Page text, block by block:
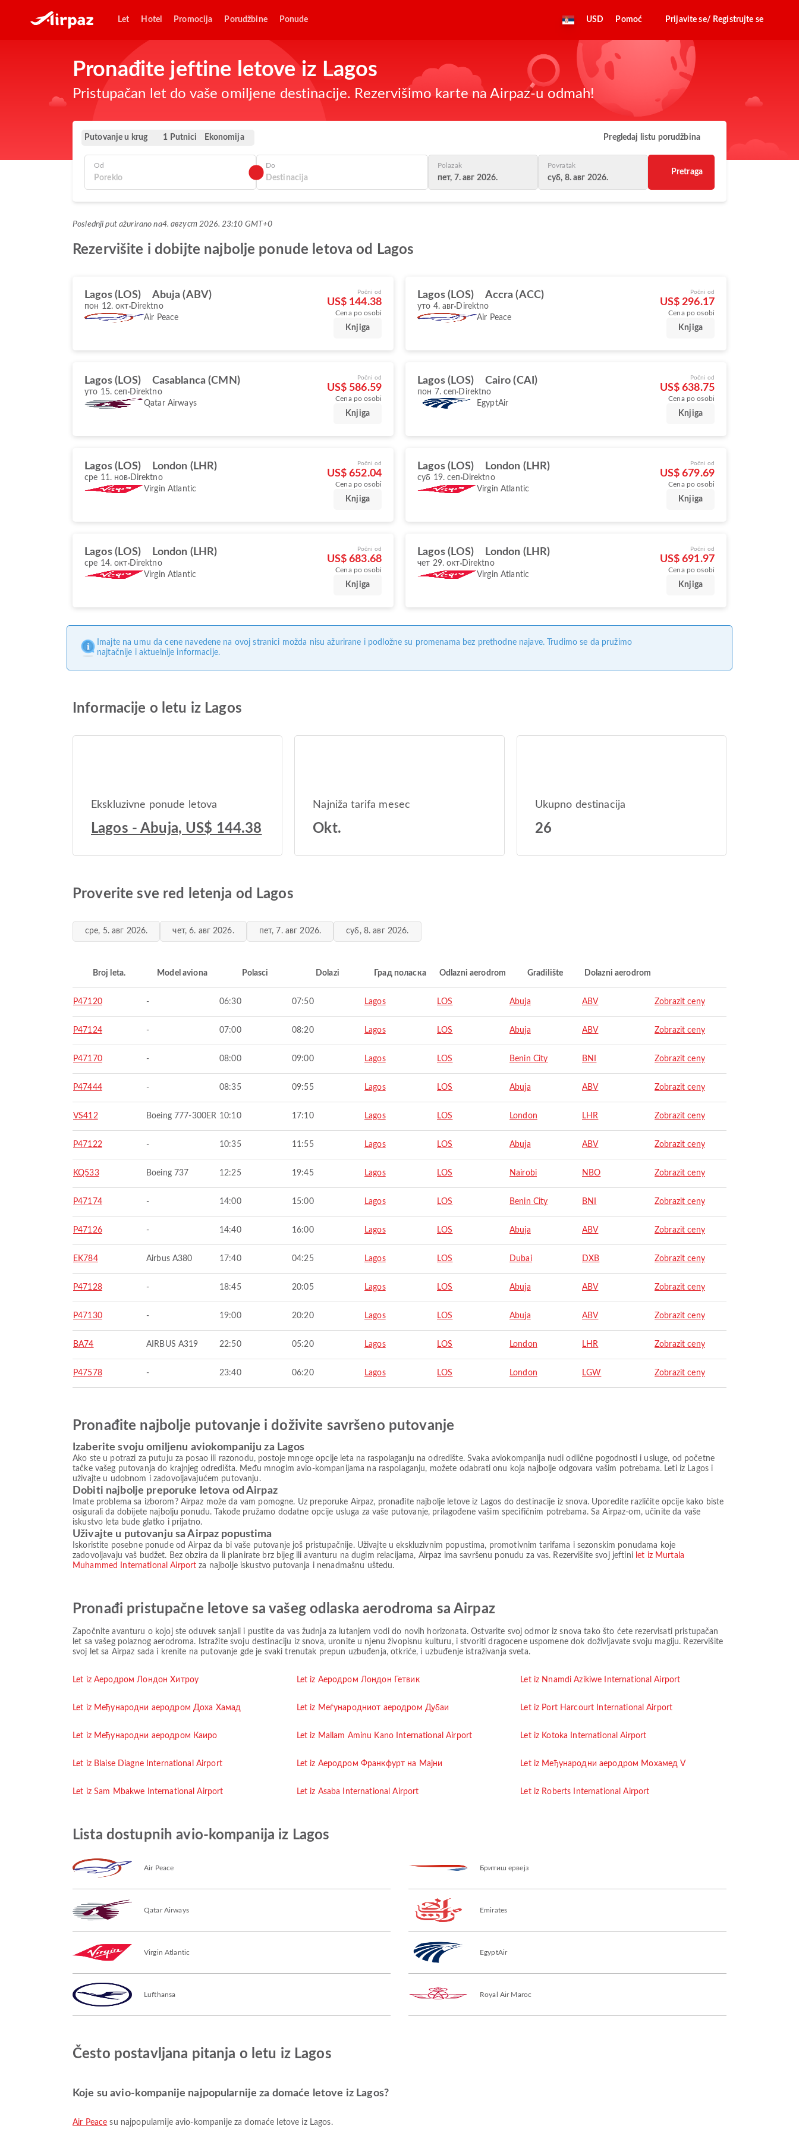
Let Hotel Promocija Porudžbine Ponude USD Pomoć Prijavite se/ Registrujte se
Pronađite jeftine letove iz Lagos
Pristupačan let do vaše omiljene destinacije. Rezervišimo karte na Airpaz-u odmah!
Putovanje u krug 1 Putnici Ekonomija Pregledaj listu porudžbina
Od Do Polazak
пет, 7. авг 2026.
Povratak
суб, 8. авг 2026.
Pretraga
Poslednji put ažurirano na4. август 2026. 23:10 GMT+0
Rezervišite i dobijte najbolje ponude letova od Lagos
Lagos (LOS) Abuja (ABV)
пон 12. окт Direktno
Air Peace
Počni od
US$ 144.38
Cena po osobi
Knjiga
Lagos (LOS) Accra (ACC)
уто 4. авг Direktno
Air Peace
Počni od
US$ 296.17
Cena po osobi
Knjiga
Lagos (LOS) Casablanca (CMN)
уто 15. сеп Direktno
Qatar Airways
Počni od
US$ 586.59
Cena po osobi
Knjiga
Lagos (LOS) Cairo (CAI)
пон 7. сеп Direktno
EgyptAir
Počni od
US$ 638.75
Cena po osobi
Knjiga
Lagos (LOS) London (LHR)
сре 11. нов Direktno
Virgin Atlantic
Počni od
US$ 652.04
Cena po osobi
Knjiga
Lagos (LOS) London (LHR)
суб 19. сеп Direktno
Virgin Atlantic
Počni od
US$ 679.69
Cena po osobi
Knjiga
Lagos (LOS) London (LHR)
сре 14. окт Direktno
Virgin Atlantic
Počni od
US$ 683.68
Cena po osobi
Knjiga
Lagos (LOS) London (LHR)
чет 29. окт Direktno
Virgin Atlantic
Počni od
US$ 691.97
Cena po osobi
Knjiga
Imajte na umu da cene navedene na ovoj stranici možda nisu ažurirane i podložne su promenama bez prethodne najave. Trudimo se da pružimo
najtačnije i aktuelnije informacije.
Informacije o letu iz Lagos
Ekskluzivne ponude letova
Lagos - Abuja, US$ 144.38
Najniža tarifa mesec
Okt.
Ukupno destinacija
26
Proverite sve red letenja od Lagos
сре, 5. авг 2026. чет, 6. авг 2026. пет, 7. авг 2026. суб, 8. авг 2026.
Broj leta. Model aviona Polasci Dolazi Град поласка Odlazni aerodrom Gradilište Dolazni aerodrom
P47120 - 06:30 07:50 Lagos LOS Abuja ABV Zobrazit ceny
P47124 - 07:00 08:20 Lagos LOS Abuja ABV Zobrazit ceny
P47170 - 08:00 09:00 Lagos LOS Benin City BNI Zobrazit ceny
P47444 - 08:35 09:55 Lagos LOS Abuja ABV Zobrazit ceny
VS412 Boeing 777-300ER 10:10 17:10 Lagos LOS London LHR Zobrazit ceny
P47122 - 10:35 11:55 Lagos LOS Abuja ABV Zobrazit ceny
KQ533 Boeing 737 12:25 19:45 Lagos LOS Nairobi NBO Zobrazit ceny
P47174 - 14:00 15:00 Lagos LOS Benin City BNI Zobrazit ceny
P47126 - 14:40 16:00 Lagos LOS Abuja ABV Zobrazit ceny
EK784 Airbus A380 17:40 04:25 Lagos LOS Dubai DXB Zobrazit ceny
P47128 - 18:45 20:05 Lagos LOS Abuja ABV Zobrazit ceny
P47130 - 19:00 20:20 Lagos LOS Abuja ABV Zobrazit ceny
BA74 AIRBUS A319 22:50 05:20 Lagos LOS London LHR Zobrazit ceny
P47578 - 23:40 06:20 Lagos LOS London LGW Zobrazit ceny
Pronađite najbolje putovanje i doživite savršeno putovanje
Izaberite svoju omiljenu aviokompaniju za Lagos
Ako ste u potrazi za putuju za posao ili razonodu, postoje mnoge opcije leta na raspolaganju na odredište. Svaka aviokompanija nudi odlične pogodnosti i usluge, od početne
tačke vašeg putovanja do krajnjeg odredišta. Među mnogim avio-kompanijama na raspolaganju, možete odabrati onu koja najbolje odgovara vašim potrebama. Leti iz Lagos i
uživajte u udobnom i zadovoljavajućem putovanju.
Dobiti najbolje preporuke letova od Airpaz
Imate problema sa izborom? Airpaz može da vam pomogne. Uz preporuke Airpaz, pronađite najbolje letove iz Lagos do destinacije iz snova. Uporedite različite opcije kako biste
osigurali da dobijete najbolju ponudu. Takođe pružamo dodatne opcije usluga za vaše putovanje, prilagođene vašim specifičnim potrebama. Sa Airpaz-om, učinite da vaše
iskustvo leta bude glatko i prijatno.
Uživajte u putovanju sa Airpaz popustima
Iskoristite posebne ponude od Airpaz da bi vaše putovanje još pristupačnije. Uživajte u ekskluzivnim popustima, promotivnim tarifama i sezonskim ponudama koje
zadovoljavaju vaš budžet. Bez obzira da li planirate brz bijeg ili avanturu na dugim relacijama, Airpaz ima savršenu ponudu za vas. Rezervišite svoj jeftini let iz Murtala
Muhammed International Airport za najbolje iskustvo putovanja i nenadmašnu uštedu.
Pronađi pristupačne letove sa vašeg odlaska aerodroma sa Airpaz
Započnite avanturu o kojoj ste oduvek sanjali i pustite da vas žudnja za lutanjem vodi do novih horizonata. Ostvarite svoj odmor iz snova tako što ćete rezervisati pristupačan
let sa vašeg polaznog aerodroma. Istražite svoju destinaciju iz snova, uronite u njenu živopisnu kulturu, i stvoriti dragocene uspomene dok doživljavate svoju magiju. Rezervišite
svoj let sa Airpaz sada i krenite na putovanje gde je svaki trenutak prepun uzbuđenja, otkriće, i uzbuđenje istraživanja sveta.
Let iz Аеродром Лондон Хитроу Let iz Аеродром Лондон Гетвик Let iz Nnamdi Azikiwe International Airport
Let iz Међународни аеродром Доха Хамад Let iz Меѓународниот аеродром Дубаи Let iz Port Harcourt International Airport
Let iz Међународни аеродром Каиро Let iz Mallam Aminu Kano International Airport Let iz Kotoka International Airport
Let iz Blaise Diagne International Airport Let iz Aеродром Франкфурт на Мајни Let iz Међународни аеродром Мохамед V
Let iz Sam Mbakwe International Airport Let iz Asaba International Airport Let iz Roberts International Airport
Lista dostupnih avio-kompanija iz Lagos
Air Peace Бритиш ервејз
Qatar Airways Emirates
Virgin Atlantic EgyptAir
Lufthansa Royal Air Maroc
Često postavljana pitanja o letu iz Lagos
Koje su avio-kompanije najpopularnije za domaće letove iz Lagos?
Air Peace su najpopularnije avio-kompanije za domaće letove iz Lagos.